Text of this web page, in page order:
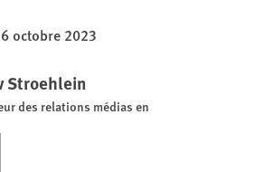
octobre 2023
Stroehlein
des relations médias en
Bluesky
this via Partagez